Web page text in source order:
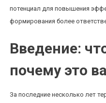
потенциал для повышения
формирования более
Введение:
почему это
За последние несколько лет